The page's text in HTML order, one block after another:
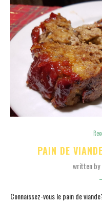
PAIN DE
written by
Connaissez-vous le pain de